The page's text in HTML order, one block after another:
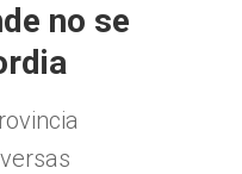
no se